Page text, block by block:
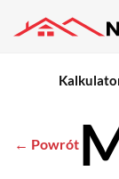
← Powrót